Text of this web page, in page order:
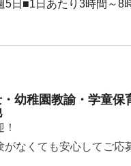
5日■1日あたり3時間～8
幼稚園教諭・学童保
なくても安心してご応